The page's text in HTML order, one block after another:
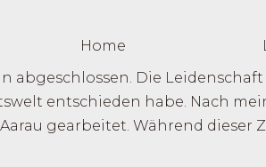
Home
abgeschlossen. Die
entschieden habe. Nach
gearbeitet. Während